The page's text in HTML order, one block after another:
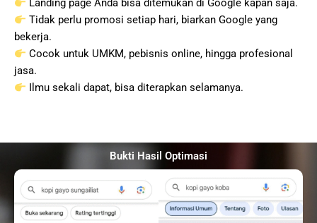
Landing page Anda bisa ditemukan di Google kapan saja.
Tidak perlu promosi setiap hari, biarkan Google yang
bekerja.
Cocok untuk UMKM, pebisnis online, hingga profesional
jasa.
Ilmu sekali dapat, bisa diterapkan selamanya.
Bukti Hasil Optimasi